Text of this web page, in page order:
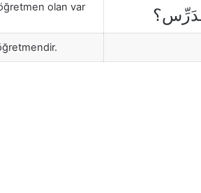
olan var